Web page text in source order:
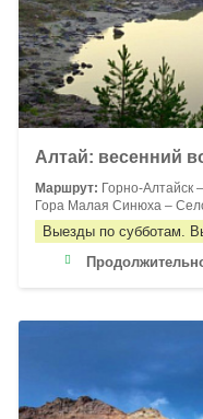
Алтай: весенний
Маршрут: Горно-Алтайск
Гора Малая Синюха –
Выезды по субботам.